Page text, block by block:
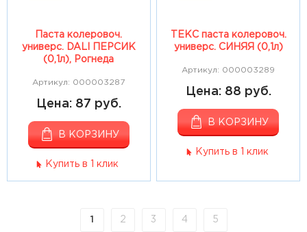
Паста колеровоч.
универс. DALI ПЕРСИК
(0,1л), Рогнеда
Артикул: 000003287
Цена: 87 руб.
В КОРЗИНУ
Купить в 1 клик
ТЕКС паста колеровоч.
универс. СИНЯЯ (0,1л)
Артикул: 000003289
Цена: 88 руб.
В КОРЗИНУ
Купить в 1 клик
1 2 3 4 5